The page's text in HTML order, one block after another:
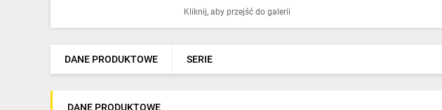
Ogrzewanie
Elektronarzędzia i mierniki
Kliknij, aby przejść do galerii
DANE PRODUKTOWE SERIE
DANE PRODUKTOWE